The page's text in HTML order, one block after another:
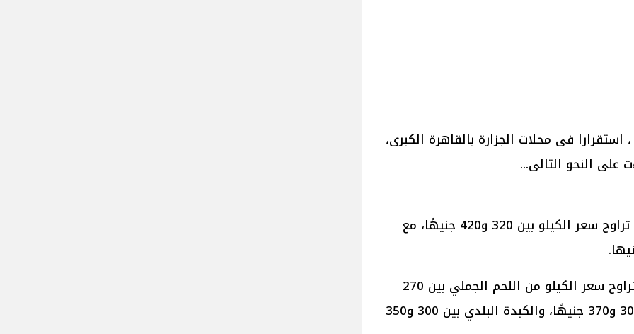
فى محلات الجزارة بالقاهرة الكبرى،
على النحو التالى...
أستقرت أسعار اللحوم البلدي، حيث تراوح سعر الكيلو بين 320 و420 جنيهًا، مع
أما بالنسبة لـ اللحوم الأخرى، فقد تراوح سعر الكيلو من اللحم الجملي بين 270
و300 جنيه، والمفروم البلدي بين 300 و370 جنيهًا، والكبدة البلدي بين 300 و350